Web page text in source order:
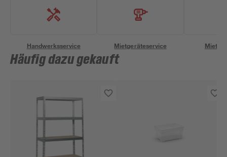
Handwerksservice Mietgeräteservice
Häufig dazu gekauft